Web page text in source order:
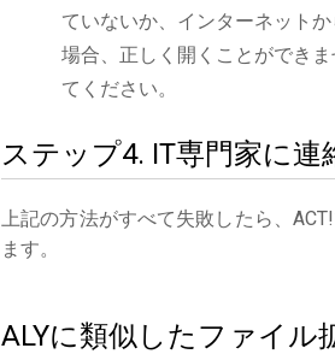
ていないか、インターネット
場合、正しく開くことができ
てください。
ステップ4. IT専門家に連
上記の方法がすべて失敗したら、
ます。
ALYに類似したファイル